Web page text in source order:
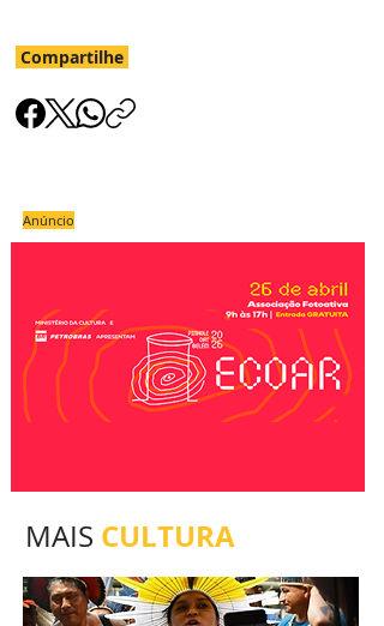
Compartilhe
Anúncio
MAIS CULTURA